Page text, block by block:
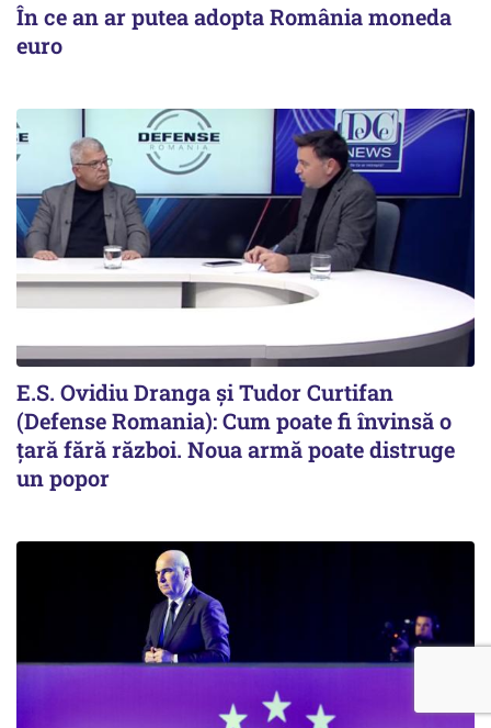
În ce an ar putea adopta România moneda
euro
E.S. Ovidiu Dranga și Tudor Curtifan
(Defense Romania): Cum poate fi învinsă o
țară fără război. Noua armă poate distruge
un popor